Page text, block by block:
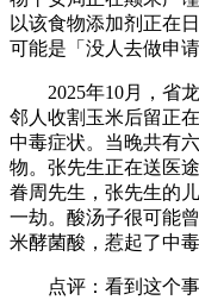
以该食物添加剂正在
可能是「没人去做申请
2025年10月，省龙
邻人收割玉米后留正
中毒症状。当晚共有
物。张先生正在送医
眷周先生，张先生的
一劫。酸汤子很可能
米酵菌酸，惹起了中毒
点评：看到这个事